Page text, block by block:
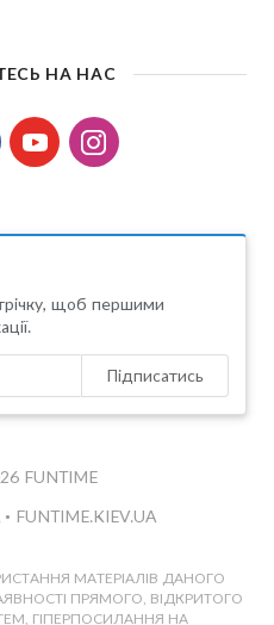
НА НАС
щоб першими
Підписатись
FUNTIME
• FUNTIME.KIEV.UA
МАТЕРІАЛІВ ДАНОГО
ПРЯМОГО, ВІДКРИТОГО
ГІПЕРПОСИЛАННЯ НА